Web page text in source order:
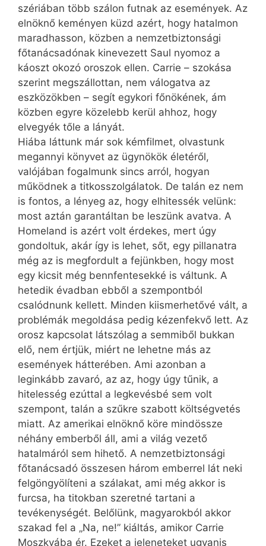
szériában több szálon futnak az események. Az
elnöknő keményen küzd azért, hogy hatalmon
maradhasson, közben a nemzetbiztonsági
főtanácsadónak kinevezett Saul nyomoz a
káoszt okozó oroszok ellen. Carrie – szokása
szerint megszállottan, nem válogatva az
eszközökben – segít egykori főnökének, ám
közben egyre közelebb kerül ahhoz, hogy
elvegyék tőle a lányát.
Hiába láttunk már sok kémfilmet, olvastunk
megannyi könyvet az ügynökök életéről,
valójában fogalmunk sincs arról, hogyan
működnek a titkosszolgálatok. De talán ez nem
is fontos, a lényeg az, hogy elhitessék velünk:
most aztán garantáltan be leszünk avatva. A
Homeland is azért volt érdekes, mert úgy
gondoltuk, akár így is lehet, sőt, egy pillanatra
még az is megfordult a fejünkben, hogy most
egy kicsit még bennfentesekké is váltunk. A
hetedik évadban ebből a szempontból
csalódnunk kellett. Minden kiismerhetővé vált, a
problémák megoldása pedig kézenfekvő lett. Az
orosz kapcsolat látszólag a semmiből bukkan
elő, nem értjük, miért ne lehetne más az
események hátterében. Ami azonban a
leginkább zavaró, az az, hogy úgy tűnik, a
hitelesség ezúttal a legkevésbé sem volt
szempont, talán a szűkre szabott költségvetés
miatt. Az amerikai elnöknő köre mind­össze
néhány emberből áll, ami a világ vezető
hatalmáról sem hihető. A nemzetbiztonsági
főtanácsadó összesen három emberrel lát neki
felgöngyölíteni a szálakat, ami még akkor is
furcsa, ha titokban szeretné tartani a
tevékenységét. Belőlünk, magyarokból akkor
szakad fel a „Na, ne!” kiáltás, amikor Carrie
Moszkvába ér. Ezeket a jeleneteket ugyanis